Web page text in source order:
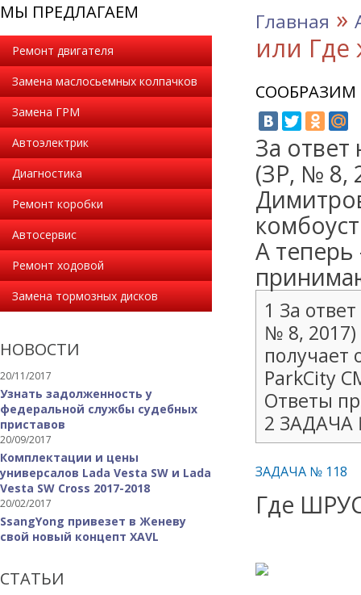
МЫ ПРЕДЛАГАЕМ
Ремонт двигателя
Замена маслосьемных колпачков
Замена ГРМ
Автоэлектрик
Диагностика
Ремонт коробки
Автосервис
Ремонт ходовой
Замена тормозных дисков
НОВОСТИ
20/11/2017
Узнать задолженность у
федеральной службы судебных
приставов
20/09/2017
Комплектации и цены
универсалов Lada Vesta SW и Lada
Vesta SW Cross 2017-2018
20/02/2017
SsangYong привезет в Женеву
свой новый концепт XAVL
СТАТЬИ
Главная »
или Где
СООБРАЗИМ
За ответ
(ЗР, № 8,
А
1 За
№ 8,
получает
ParkCity
Ответы
2 ЗАДАЧА
ЗАДАЧА № 118
Где